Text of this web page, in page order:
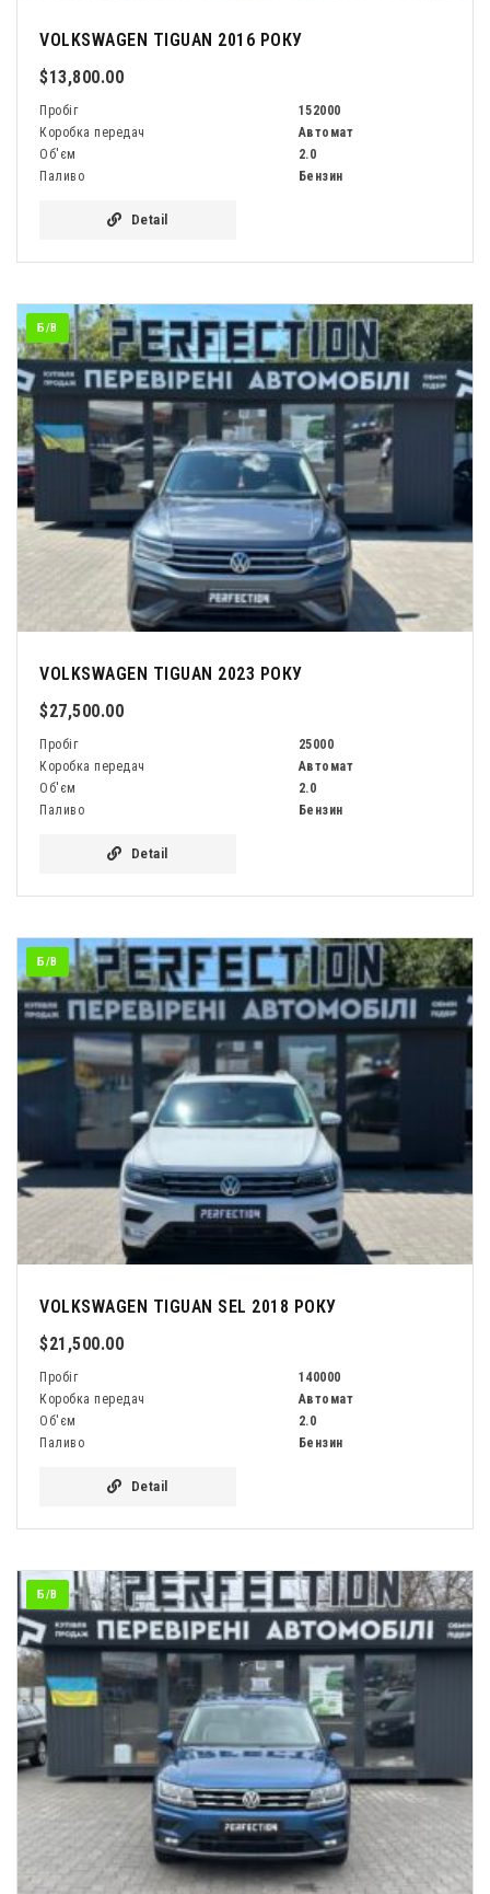
VOLKSWAGEN TIGUAN 2016 РОКУ
$13,800.00
Пробіг
152000
Коробка передач
Автомат
Об'єм
2.0
Паливо
Бензин
Detail
Б/В
VOLKSWAGEN TIGUAN 2023 РОКУ
$27,500.00
Пробіг
25000
Коробка передач
Автомат
Об'єм
2.0
Паливо
Бензин
Detail
Б/В
VOLKSWAGEN TIGUAN SEL 2018 РОКУ
$21,500.00
Пробіг
140000
Коробка передач
Автомат
Об'єм
2.0
Паливо
Бензин
Detail
Б/В